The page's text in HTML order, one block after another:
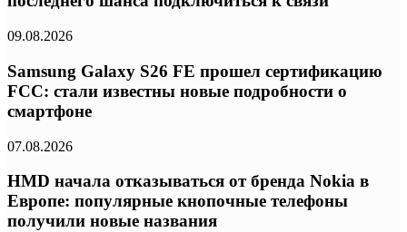
09.08.2026
Samsung Galaxy S26 FE прошел сертификацию
FCC: стали известны новые подробности о
смартфоне
07.08.2026
HMD начала отказываться от бренда Nokia в
Европе: популярные кнопочные телефоны
получили новые названия